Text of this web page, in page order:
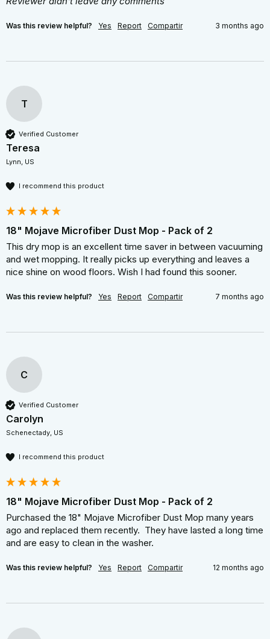
Was this review helpful? Yes Report Compartir 3 months ago
T
Verified Customer
Teresa
Lynn, US
I recommend this product
18" Mojave Microfiber Dust Mop - Pack of 2
This dry mop is an excellent time saver in between vacuuming
and wet mopping. It really picks up everything and leaves a
nice shine on wood floors. Wish I had found this sooner.
Was this review helpful? Yes Report Compartir 7 months ago
C
Verified Customer
Carolyn
Schenectady, US
I recommend this product
18" Mojave Microfiber Dust Mop - Pack of 2
Purchased the 18" Mojave Microfiber Dust Mop many years
ago and replaced them recently.  They have lasted a long time
and are easy to clean in the washer.
Was this review helpful? Yes Report Compartir 12 months ago